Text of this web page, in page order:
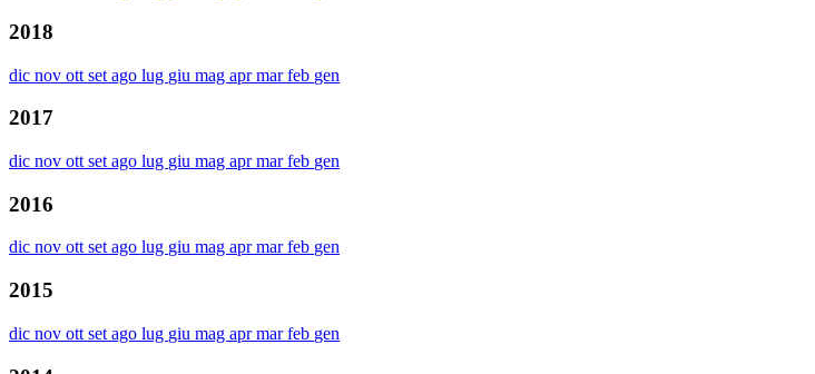
2018
dic nov ott set ago lug giu mag aprmarfeb gen
2017
dic nov ott set ago lug giu mag aprmarfeb gen
2016
dic nov ottsetago lug giu mag aprmarfeb gen
2015
dic nov ott set ago lug giu mag aprmarfeb gen